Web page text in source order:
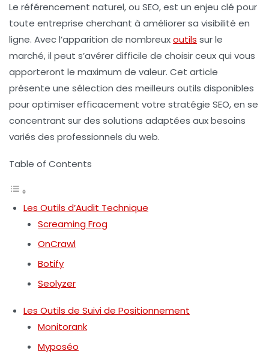
Le référencement naturel, ou SEO, est un enjeu clé pour
toute entreprise cherchant à améliorer sa visibilité en
ligne. Avec l’apparition de nombreuxoutils sur le
marché, il peut s’avérer difficile de choisir ceux qui vous
apporteront le maximum de valeur. Cet article
présente une sélection des meilleurs outils disponibles
pour optimiser efficacement votre stratégie SEO, en se
concentrant sur des solutions adaptées aux besoins
variés des professionnels du web.
Table of Contents
Les Outils d’Audit Technique
Screaming Frog
OnCrawl
Botify
Seolyzer
Les Outils de Suivi de Positionnement
Monitorank
Myposéo